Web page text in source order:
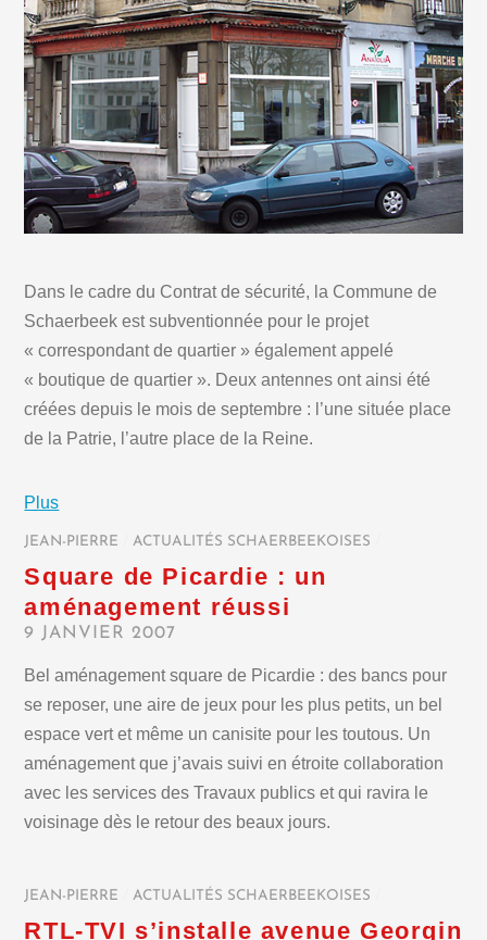
Dans le cadre du Contrat de sécurité, la Commune de
Schaerbeek est subventionnée pour le projet
« correspondant de quartier » également appelé
« boutique de quartier ». Deux antennes ont ainsi été
créées depuis le mois de septembre : l’une située place
de la Patrie, l’autre place de la Reine.
Plus
JEAN-PIERRE ACTUALITÉS SCHAERBEEKOISES
Square de Picardie : un
aménagement réussi
9 JANVIER 2007
Bel aménagement square de Picardie : des bancs pour
se reposer, une aire de jeux pour les plus petits, un bel
espace vert et même un canisite pour les toutous. Un
aménagement que j’avais suivi en étroite collaboration
avec les services des Travaux publics et qui ravira le
voisinage dès le retour des beaux jours.
JEAN-PIERRE ACTUALITÉS SCHAERBEEKOISES
RTL-TVI s’installe avenue Georgin